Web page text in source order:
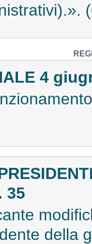
4
35
della